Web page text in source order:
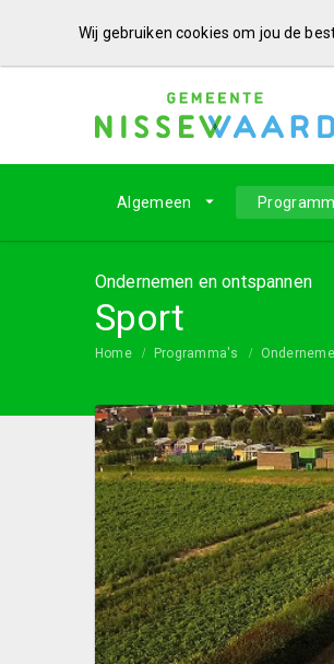
Wij gebruiken cookies om jou de
Algemeen
Ondernemen en ontspannen
Sport
Home Programma's